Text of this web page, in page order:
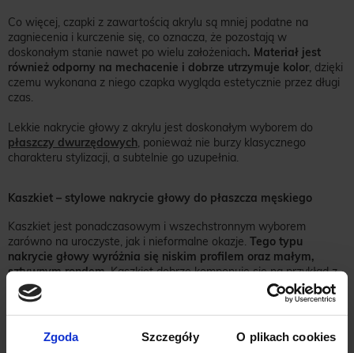
Zgoda Szczegóły O plikach cookies
Co więcej, czapki z zawartością akrylu są mniej podatne na
zagniecenia i kurczenie się, co oznacza, że pozostają w
doskonałym stanie nawet po wielu założeniach. Materiał jest
również odporny na mechacenie i dobrze utrzymuje kolor , dzięki
czemu wykonana z niego czapka wygląda estetycznie przez długi
czas.
Lekkie nakrycie głowy z akrylu jest doskonałym wyborem do
płaszczy dwurzędowych , ponieważ nie burzy klasycznego
charakteru stylizacji, a subtelnie go uzupełnia.
Kaszkiet – stylowe nakrycie głowy do płaszcza męskiego
Kaszkiet jest ponadczasowym i wszechstronnym wyborem
zarówno na uroczyste, jak i nieformalne okazje. Tego typu
nakrycie głowy wyróżnia się niskim profilem oraz małym,
sztywnym rondem. Kaszkiet dobrze komponuje się na przykład z
płaszczami w subtelną kratę, dodając strojowi odrobinę brytyjskiej
elegancji. Doskonale współgra również z okryciami wierzchnimi w
ziemistych odcieniach.
Jeśli szukasz eleganckiego nakrycia głowy, które jest połączeniem